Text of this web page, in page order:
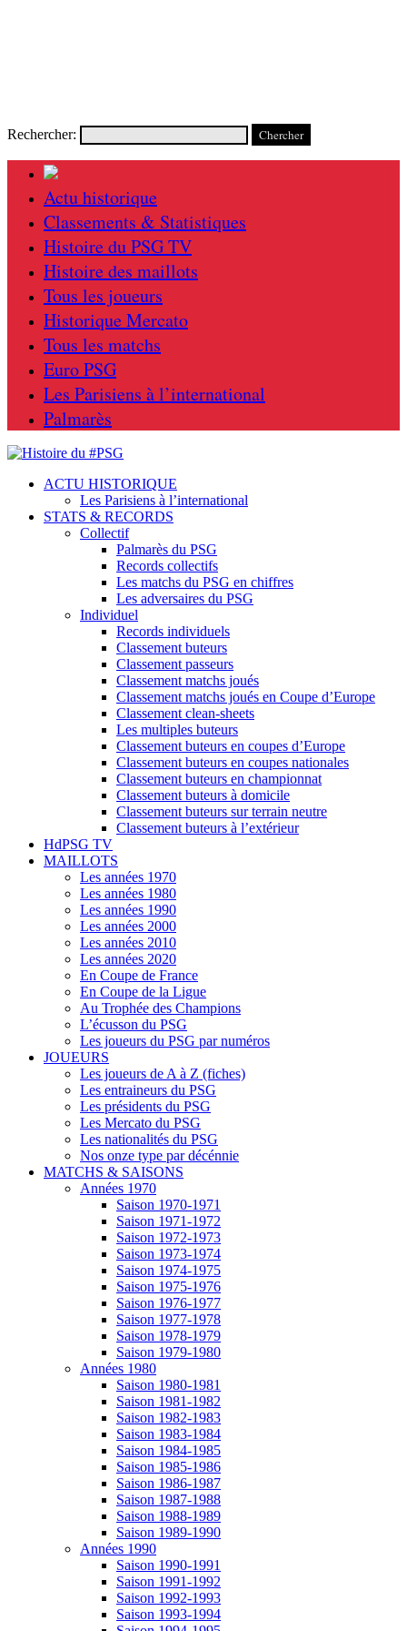
Rechercher:
Actu historique
Classements & Statistiques
Histoire du PSG TV
Histoire des maillots
Tous les joueurs
Historique Mercato
Tous les matchs
Euro PSG
Les Parisiens à l’international
Palmarès
ACTU HISTORIQUE
Les Parisiens à l’international
STATS & RECORDS
Collectif
Palmarès du PSG
Records collectifs
Les matchs du PSG en chiffres
Les adversaires du PSG
Individuel
Records individuels
Classement buteurs
Classement passeurs
Classement matchs joués
Classement matchs joués en Coupe d’Europe
Classement clean-sheets
Les multiples buteurs
Classement buteurs en coupes d’Europe
Classement buteurs en coupes nationales
Classement buteurs en championnat
Classement buteurs à domicile
Classement buteurs sur terrain neutre
Classement buteurs à l’extérieur
HdPSG TV
MAILLOTS
Les années 1970
Les années 1980
Les années 1990
Les années 2000
Les années 2010
Les années 2020
En Coupe de France
En Coupe de la Ligue
Au Trophée des Champions
L’écusson du PSG
Les joueurs du PSG par numéros
JOUEURS
Les joueurs de A à Z (fiches)
Les entraineurs du PSG
Les présidents du PSG
Les Mercato du PSG
Les nationalités du PSG
Nos onze type par décénnie
MATCHS & SAISONS
Années 1970
Saison 1970-1971
Saison 1971-1972
Saison 1972-1973
Saison 1973-1974
Saison 1974-1975
Saison 1975-1976
Saison 1976-1977
Saison 1977-1978
Saison 1978-1979
Saison 1979-1980
Années 1980
Saison 1980-1981
Saison 1981-1982
Saison 1982-1983
Saison 1983-1984
Saison 1984-1985
Saison 1985-1986
Saison 1986-1987
Saison 1987-1988
Saison 1988-1989
Saison 1989-1990
Années 1990
Saison 1990-1991
Saison 1991-1992
Saison 1992-1993
Saison 1993-1994